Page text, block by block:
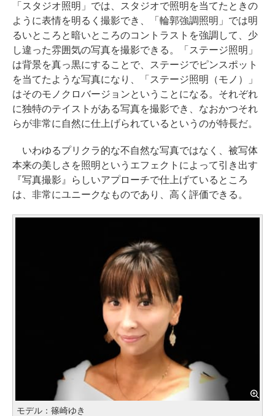
「スタジオ照明」では、スタジオで照明を当てたときの
ように表情を明るく撮影でき、「輪郭強調照明」では明
るいところと暗いところのコントラストを強調して、少
し違った雰囲気の写真を撮影できる。「ステージ照明」
は背景を真っ黒にすることで、ステージでピンスポット
を当てたような写真になり、「ステージ照明（モノ）」
はそのモノクロバージョンということになる。それぞれ
に独特のテイストがある写真を撮影でき、なおかつそれ
らが非常に自然に仕上げられているというのが特長だ。
いわゆるプリクラ的な不自然な写真ではなく、被写体
本来の美しさを照明というエフェクトによって引き出す
『写真撮影』らしいアプローチで仕上げているところ
は、非常にユニークなものであり、高く評価できる。
モデル：篠崎ゆき